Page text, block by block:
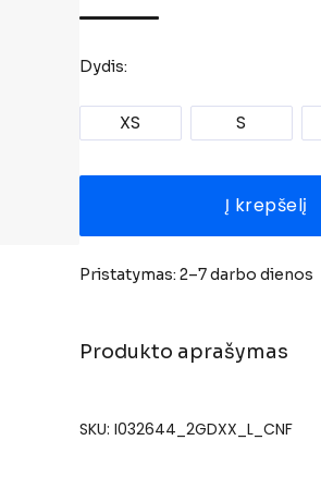
Dydis:
XS S
Į krepšelį
Pristatymas: 2–7 darbo dienos
Produkto aprašymas
SKU: I032644_2GDXX_L_CNF